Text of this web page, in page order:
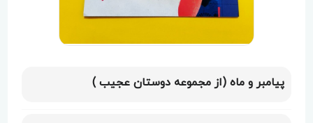
پیامبر و ماه (از مجموعه دوستان عجیب )